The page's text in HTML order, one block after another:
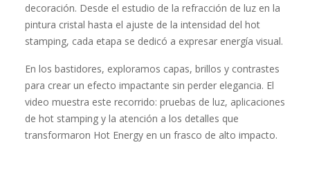
decoración. Desde el estudio de la refracción de luz en la
pintura cristal hasta el ajuste de la intensidad del hot
stamping, cada etapa se dedicó a expresar energía visual.
En los bastidores, exploramos capas, brillos y contrastes
para crear un efecto impactante sin perder elegancia. El
video muestra este recorrido: pruebas de luz, aplicaciones
de hot stamping y la atención a los detalles que
transformaron Hot Energy en un frasco de alto impacto.